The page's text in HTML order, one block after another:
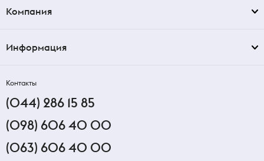
Компания
Информация
Контакты
(044) 286 15 85
(098) 606 40 00
(063) 606 40 00